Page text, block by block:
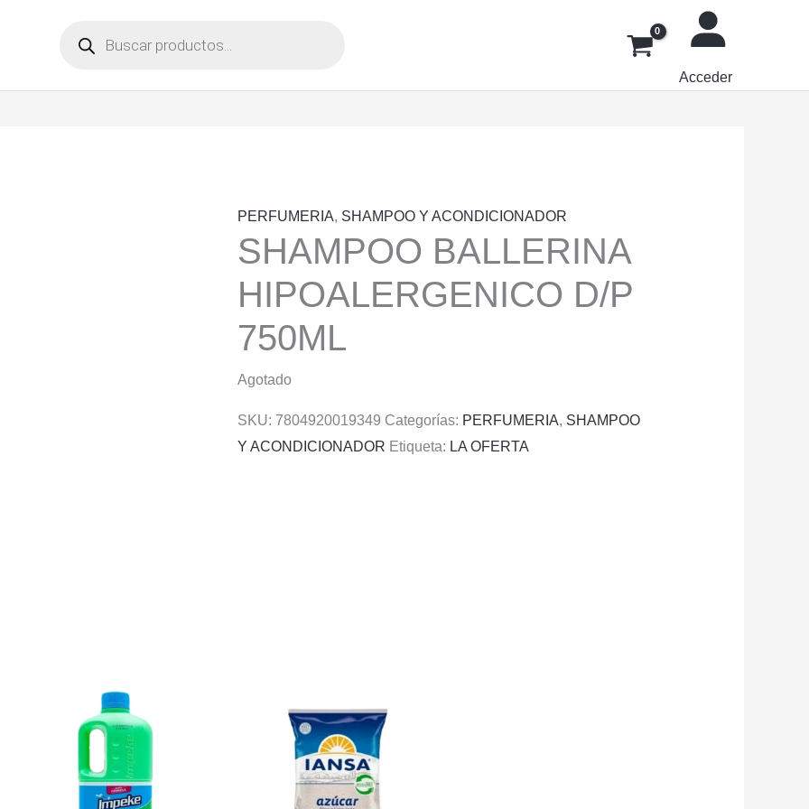
productos
Acceder
PERFUMERIA, SHAMPOO Y ACONDICIONADOR
SHAMPOO BALLERINA
HIPOALERGENICO D/P
750ML
Agotado
SKU: 7804920019349 Categorías: PERFUMERIA, SHAMPOO
Y ACONDICIONADOR Etiqueta: LA OFERTA